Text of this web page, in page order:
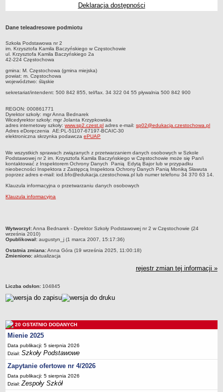
ARCHIWUM SZKÓŁ I PLACÓWEK
Przekształcone szkoły i placówki
Wielofunkcyjna Placówka
SPECJALNE OŚRODKI SZKOLNO-WYCHOWAWCZE
Specjalny Ośrodek nr 1
BURSA MIEJSKA
Dane podstawowe
Statut
Godziny dyżurów
Ogłoszenie
Zarządzenia
Kontrole
Deklaracja dostępności
PORADNIE PSYCHOLOGICZNO-PEDAGOGICZNE
Zespół Poradni
Statut
Godziny dyżurów
Ogłoszenia
Zarządzenia
Rejestry, ewidencje, archiwa
Kontrole
PONOWNE WYKORZYSTYWANIE
Deklaracja dostępności
Dane teleadresowe podmiotu
Szkoła Podstawowa nr 2
im. Krzysztofa Kamila Baczyńskiegow Częstochowie
ul. Krzysztofa Kamila Baczyńskiego 2a
42-224 Częstochowa
gmina: M. Częstochowa (gmina miejska)
powiat: m. Częstochowa
województwo: śląskie
sekretariat/intendent: 500 842 855, tel/fax. 34 322 04 55 pływalnia 500 842 900
REGON: 000861771
Dyrektor szkoły: mgr Anna Bednarek
Wicedyrektor szkoły: mgr Jolanta Krzypkowska
adres internetowy szkoły:www.sp2.czest.pl adres e-mail:sp02@edukacja.czestochowa.pl
Adres eDoręczenia AE:PL-51107-67197-BCAIC-30
elektroniczna skrzynka podawczaePUAP
We wszystkich sprawach związanych z przetwarzaniem danych osobowych w Szkole
Podstawowej nr 2 im. Krzysztofa Kamila Baczyńskiego w Częstochowie może się Pan/i
kontaktować z Inspektorem Ochrony Danych Panią Edytą Bajor lub w przypadku
nieobecności Inspektora z Zastępcą Inspektora Ochrony Danych Panią Moniką Sławuta
poprzez adres e-mail: iod.bfo@edukacja.czestochowa.pl lub numer telefonu 34 370 63 14.
Klauzula informacyjna o przetwarzaniu danych osobowych
Klauzula informacyjna
metryczka
Wytworzył:Anna Bednarek - Dyrektor Szkoły Podstawowej nr 2 w Częstochowie (24
września 2010)
Opublikował: augustyn_j (1 marca 2007, 15:17:36)
Ostatnia zmiana:Anna Góra (19 września 2025, 11:00:18)
Zmieniono: aktualizacja
rejestr zmian tej informacji »
Liczba odsłon: 104845
20 OSTATNIO DODANYCH
Mienie 2025
Data publikacji: 5 sierpnia 2026
Dział:Szkoły Podstawowe
Zapytanie ofertowe nr 4/2026
Data publikacji: 5 sierpnia 2026
Dział:Zespoły Szkół